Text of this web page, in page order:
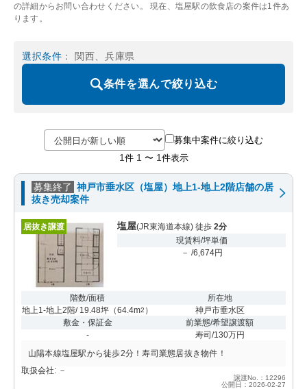
の詳細からお問い合わせください。 現在、塩屋駅の飲食店の案件は1件あ
ります。
選択条件 ： 関西、兵庫県
条件を選んで絞り込む
募集中案件に絞り込む
1 件 1 〜 1 件表示
募集終了 神戸市垂水区（塩屋）地上1-地上2階店舗の居
抜き売却案件
居抜き譲渡 塩屋(JR東海道本線) 徒歩 2分
現賃料/坪単価
－ /6,674円
階数/面積
地上1-地上2階/ 19.48坪 （64.4m2 ）
所在地
神戸市垂水区
敷金・保証金
-
前業態/希望譲渡額
寿司/130万円
山陽本線塩屋駅から徒歩2分！寿司業態居抜き物件！
取扱会社: －
譲渡No.：12296
公開日：2026-02-27